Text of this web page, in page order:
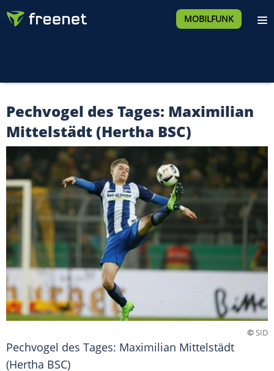
MOBILFUNK
Pechvogel des Tages: Maximilian
Mittelstädt (Hertha BSC)
©SID
Pechvogel des Tages: Maximilian Mittelstädt
(Hertha BSC)